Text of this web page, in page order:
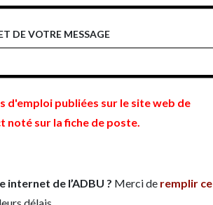
DE VOTRE MESSAGE
publiées sur le site web de
noté sur la fiche de poste.
de l’ADBU ? Merci de remplir ce